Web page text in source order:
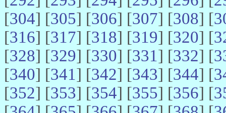
[304] [305] [306] [307] [308] [
[316] [317] [318] [319] [320] [
[328] [329] [330] [331] [332] [
[340] [341] [342] [343] [344] [
[352] [353] [354] [355] [356] [